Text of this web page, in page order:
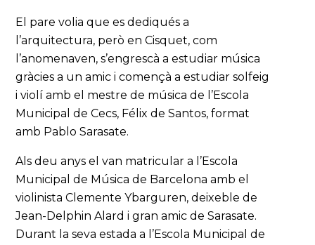
El pare volia que es dediqués a
l’arquitectura, però en Cisquet, com
l’anomenaven, s’engrescà a estudiar música
gràcies a un amic i començà a estudiar solfeig
i violí amb el mestre de música de l’Escola
Municipal de Cecs, Félix de Santos, format
amb Pablo Sarasate.
Als deu anys el van matricular a l’Escola
Municipal de Música de Barcelona amb el
violinista Clemente Ybarguren, deixeble de
Jean-Delphin Alard i gran amic de Sarasate.
Durant la seva estada a l’Escola Municipal de